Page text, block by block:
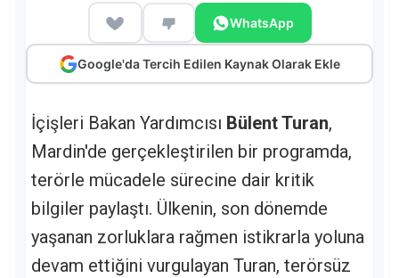
WhatsApp
Google'da Tercih Edilen Kaynak Olarak Ekle
İçişleri Bakan Yardımcısı Bülent Turan,
Mardin'de gerçekleştirilen bir programda,
terörle mücadele sürecine dair kritik
bilgiler paylaştı. Ülkenin, son dönemde
yaşanan zorluklara rağmen istikrarla yoluna
devam ettiğini vurgulayan Turan, terörsüz